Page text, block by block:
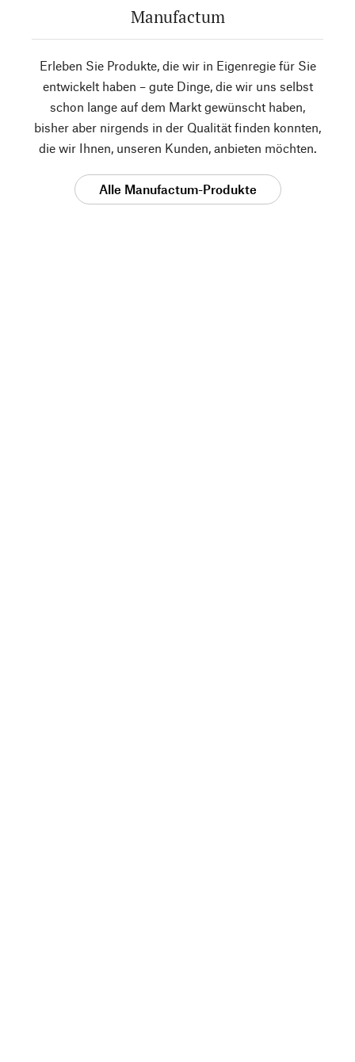
Manufactum
Erleben Sie Produkte, die wir in Eigenregie für Sie
entwickelt haben – gute Dinge, die wir uns selbst
schon lange auf dem Markt gewünscht haben,
bisher aber nirgends in der Qualität finden konnten,
die wir Ihnen, unseren Kunden, anbieten möchten.
Alle Manufactum-Produkte